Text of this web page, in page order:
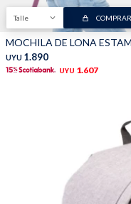
Talle COMPRAR
UYU 1.890
UYU 1.607